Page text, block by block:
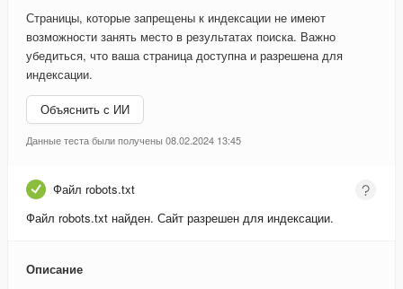
Страницы, которые запрещены к индексации не имеют
возможности занять место в результатах поиска. Важно
убедиться, что ваша страница доступна и разрешена для
индексации.
Объяснить с ИИ
Данные теста были получены 08.02.2024 13:45
Файл robots.txt
Файл robots.txt найден. Сайт разрешен для индексации.
Описание